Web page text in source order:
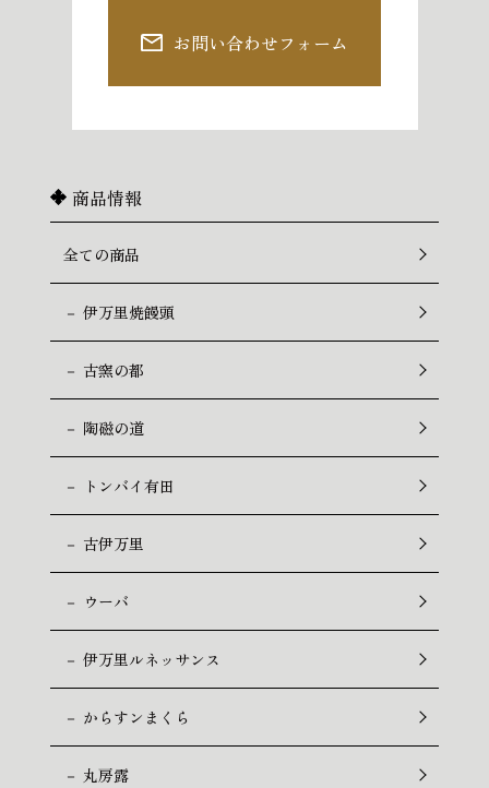
商品情報
全ての商品
－ 伊万里焼饅頭
－ 古窯の都
－ 陶磁の道
－ トンバイ有田
－ 古伊万里
－ ウーバ
－ 伊万里ルネッサンス
－ からすンまくら
－ 丸房露
お問い合わせフォーム